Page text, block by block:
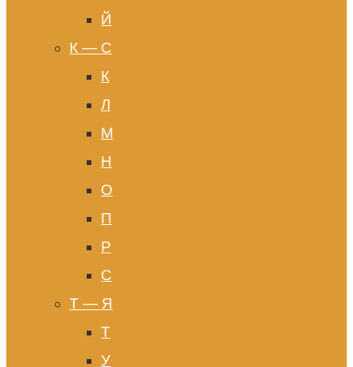
Й
К — С
К
Л
М
Н
О
П
Р
С
Т — Я
Т
У